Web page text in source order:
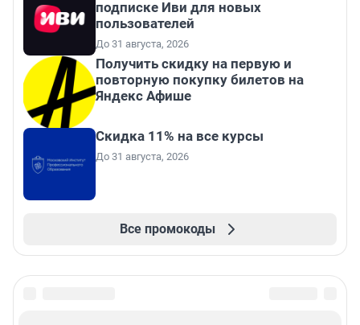
подписке Иви для новых
пользователей
До 31 августа, 2026
Получить скидку на первую и
повторную покупку билетов на
Яндекс Афише
Скидка 11% на все курсы
До 31 августа, 2026
Все промокоды